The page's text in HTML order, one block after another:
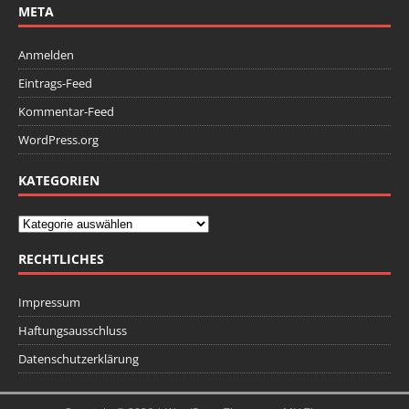
META
Anmelden
Eintrags-Feed
Kommentar-Feed
WordPress.org
KATEGORIEN
RECHTLICHES
Impressum
Haftungsausschluss
Datenschutzerklärung